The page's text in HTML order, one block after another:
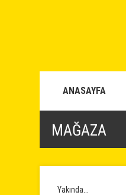
ANASAYFA
MAĞAZA
Yakında...